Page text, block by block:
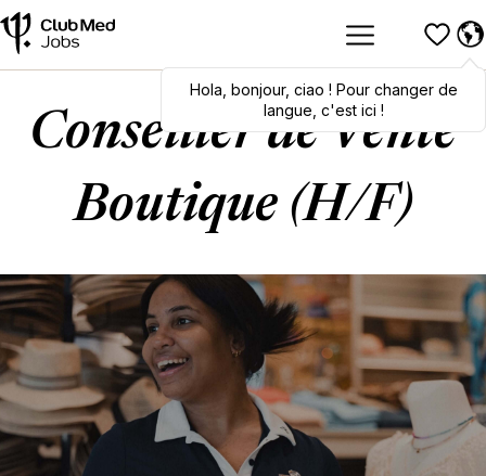
Hola,bonjour,ciao! To switch
languages, click here!
Hola bonjour, ciao ! Pour changer de
langue, c'est ici !
Conseiller de Vente
Boutique (H/F)